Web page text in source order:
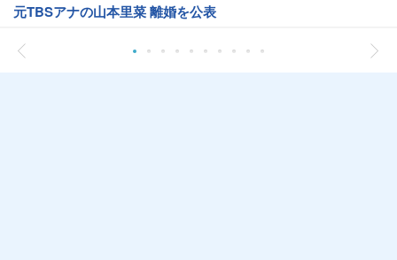
元TBSアナの山本里菜 離婚を公表